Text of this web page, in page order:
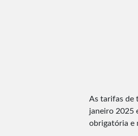
As tarifas de
janeiro 2025
obrigatória e